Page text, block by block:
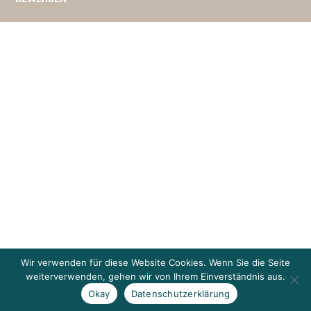
Wir verwenden für diese Website Cookies. Wenn Sie die Seite
weiterverwenden, gehen wir von Ihrem Einverständnis aus.
Okay
Datenschutzerklärung